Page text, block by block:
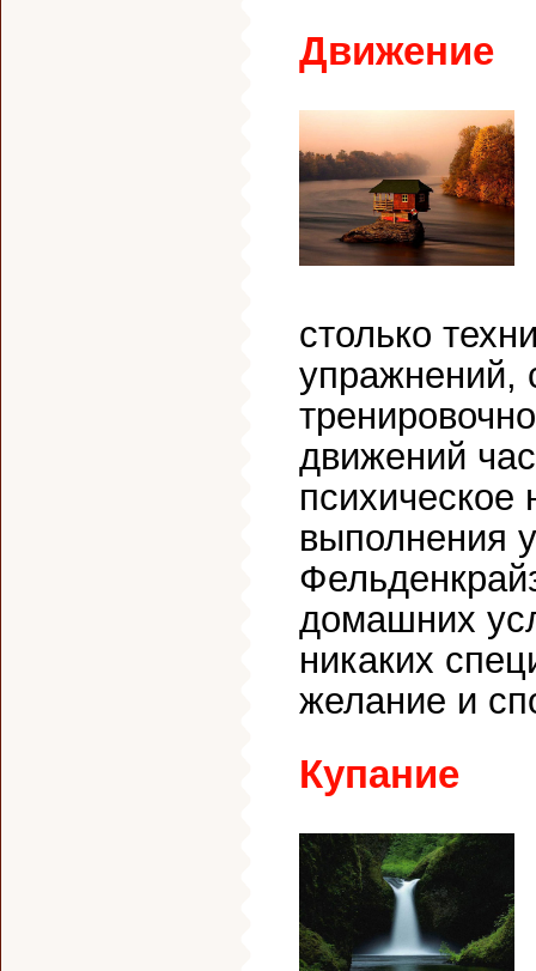
Движение
столько
упражнений,
движений
выполнения
домашних
никаких
желание и
Купание